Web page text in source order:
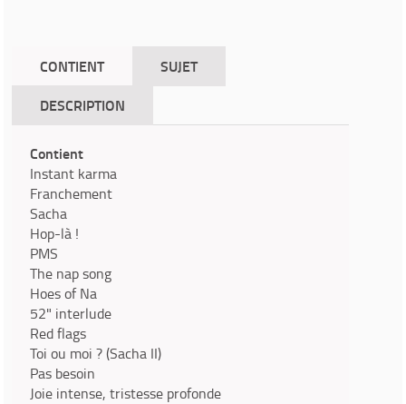
CONTIENT
SUJET
DESCRIPTION
Contient
Instant karma
Franchement
Sacha
Hop-là !
PMS
The nap song
Hoes of Na
52" interlude
Red flags
Toi ou moi ? (Sacha II)
Pas besoin
Joie intense, tristesse profonde